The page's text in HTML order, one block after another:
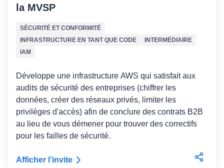
la MVSP
SÉCURITÉ ET CONFORMITÉ
INFRASTRUCTURE EN TANT QUE CODE
INTERMÉDIAIRE
IAM
Développe une infrastructure AWS qui satisfait aux
audits de sécurité des entreprises (chiffrer les
données, créer des réseaux privés, limiter les
privilèges d'accès) afin de conclure des contrats B2B
au lieu de vous démener pour trouver des correctifs
pour les failles de sécurité.
Afficher l’invite